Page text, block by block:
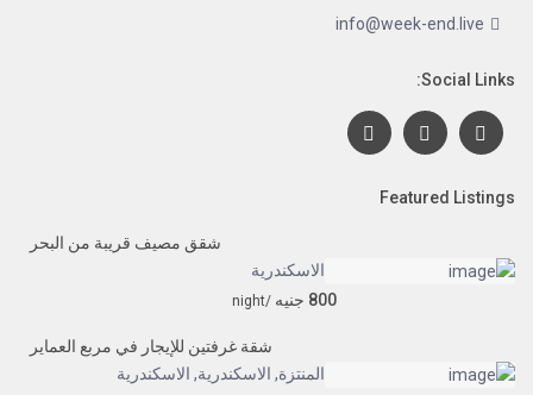
info@week-end.live
Social Links:
Featured Listings
شقق مصيف قريبة من البحر
الاسكندرية
800 جنيه
/night
شقة غرفتين للإيجار في مربع العماير
المنتزة, الاسكندرية, الاسكندرية